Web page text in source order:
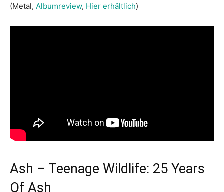
(Metal, Albumreview, Hier erhältlich)
Ash – Teenage Wildlife: 25 Years
Of Ash